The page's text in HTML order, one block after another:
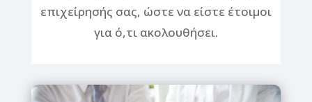
επιχείρησής σας, ώστε να είστε έτοιμοι
για ό,τι ακολουθήσει.